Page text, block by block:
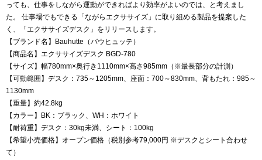
っても、仕事をしながら運動ができればより効率がよいのでは、と考えまし
た。 仕事場でもできる「ながらエクササイズ」に取り組める製品を提案した
く、「エクササイズデスク」をリリースします。
【ブランド名】Bauhutte（バウヒュッテ）
【商品名】エクササイズデスク BGD-780
【サイズ】幅780mm×奥行き1110mm×高さ985mm（※最長部分の計測）
【可動範囲】デスク：735～1205mm、座面：700～830mm、背もたれ：985～
1130mm
【重量】約42.8kg
【カラー】BK：ブラック、WH：ホワイト
【耐荷重】デスク：30kg未満、シート：100kg
【希望小売価格】オープン価格（税別参考79,000円 ※デスクとシート合わせ
て）